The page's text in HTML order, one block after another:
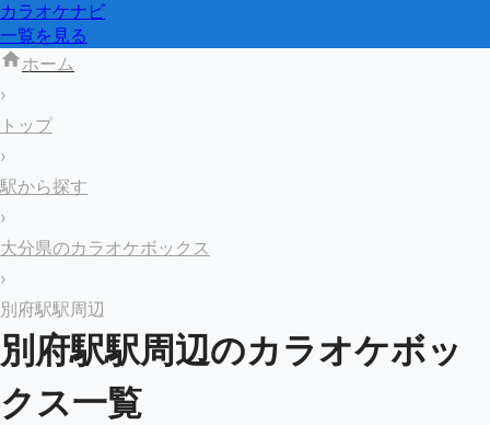
カラオケナビ
一覧を見る
ホーム
›
トップ
›
駅から探す
›
大分県のカラオケボックス
›
別府駅駅周辺
別府駅駅周辺のカラオケボッ
クス一覧